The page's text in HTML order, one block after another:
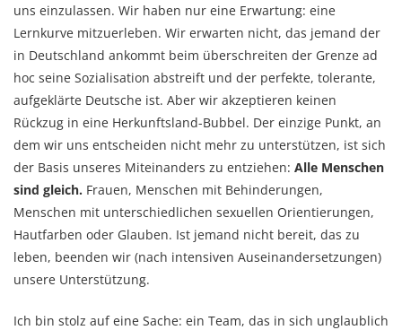
uns einzulassen. Wir haben nur eine Erwartung: eine
Lernkurve mitzuerleben. Wir erwarten nicht, das jemand der
in Deutschland ankommt beim überschreiten der Grenze ad
hoc seine Sozialisation abstreift und der perfekte, tolerante,
aufgeklärte Deutsche ist. Aber wir akzeptieren keinen
Rückzug in eine Herkunftsland-Bubbel. Der einzige Punkt, an
dem wir uns entscheiden nicht mehr zu unterstützen, ist sich
der Basis unseres Miteinanders zu entziehen: Alle Menschen
sind gleich. Frauen, Menschen mit Behinderungen,
Menschen mit unterschiedlichen sexuellen Orientierungen,
Hautfarben oder Glauben. Ist jemand nicht bereit, das zu
leben, beenden wir (nach intensiven Auseinandersetzungen)
unsere Unterstützung.
Ich bin stolz auf eine Sache: ein Team, das in sich unglaublich